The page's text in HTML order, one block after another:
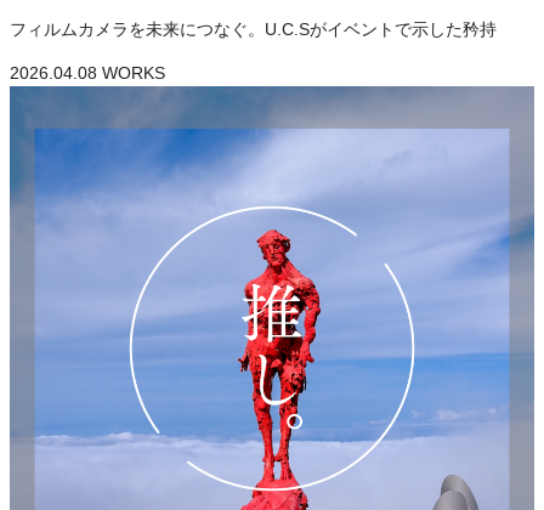
フィルムカメラを未来につなぐ。U.C.Sがイベントで示した矜持
2026.04.08 WORKS